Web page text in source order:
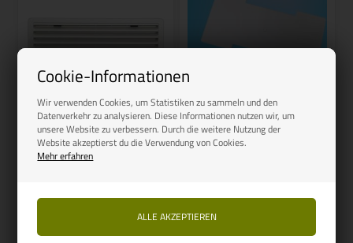
Cookie-Informationen
Wir verwenden Cookies, um Statistiken zu sammeln und den
Datenverkehr zu analysieren. Diese Informationen nutzen wir, um
unsere Website zu verbessern. Durch die weitere Nutzung der
Website akzeptierst du die Verwendung von Cookies.
Mehr erfahren
Artikelnummer: 713391
54,25EUR
Artikelnummer: 713421
REIMO